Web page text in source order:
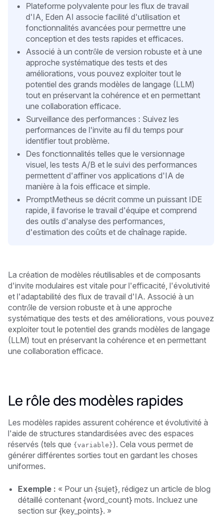
Plateforme polyvalente pour les flux de travail
d'IA, Eden AI associe facilité d'utilisation et
fonctionnalités avancées pour permettre une
conception et des tests rapides et efficaces.
Associé à un contrôle de version robuste et à une
approche systématique des tests et des
améliorations, vous pouvez exploiter tout le
potentiel des grands modèles de langage (LLM)
tout en préservant la cohérence et en permettant
une collaboration efficace.
Surveillance des performances : Suivez les
performances de l'invite au fil du temps pour
identifier tout problème.
Des fonctionnalités telles que le versionnage
visuel, les tests A/B et le suivi des performances
permettent d'affiner vos applications d'IA de
manière à la fois efficace et simple.
PromptMetheus se décrit comme un puissant IDE
rapide, il favorise le travail d'équipe et comprend
des outils d'analyse des performances,
d'estimation des coûts et de chaînage rapide.
La création de modèles réutilisables et de composants
d'invite modulaires est vitale pour l'efficacité, l'évolutivité
et l'adaptabilité des flux de travail d'IA. Associé à un
contrôle de version robuste et à une approche
systématique des tests et des améliorations, vous pouvez
exploiter tout le potentiel des grands modèles de langage
(LLM) tout en préservant la cohérence et en permettant
une collaboration efficace.
Le rôle des modèles rapides
Les modèles rapides assurent cohérence et évolutivité à
l'aide de structures standardisées avec des espaces
réservés (tels que {variable}). Cela vous permet de
générer différentes sorties tout en gardant les choses
uniformes.
Exemple : « Pour un {sujet}, rédigez un article de blog
détaillé contenant {word_count} mots. Incluez une
section sur {key_points}. »